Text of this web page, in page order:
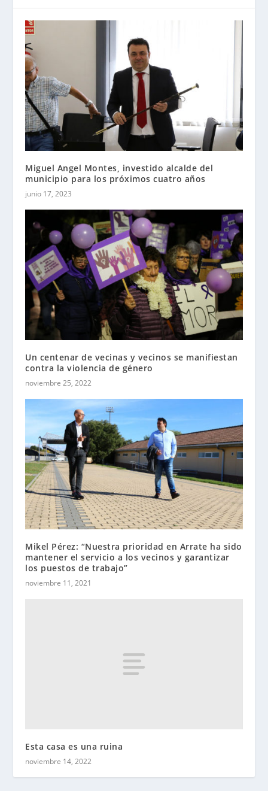
Miguel Angel Montes, investido alcalde del
municipio para los próximos cuatro años
junio 17, 2023
Un centenar de vecinas y vecinos se manifiestan
contra la violencia de género
noviembre 25, 2022
Mikel Pérez: “Nuestra prioridad en Arrate ha sido
mantener el servicio a los vecinos y garantizar
los puestos de trabajo”
noviembre 11, 2021
Esta casa es una ruina
noviembre 14, 2022